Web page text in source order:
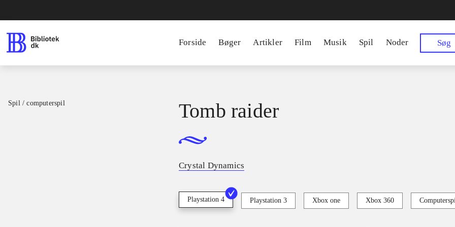
Forside Bøger Artikler Film Musik Spil Noder Søg
Spil / computerspil Tomb raider
Crystal Dynamics
Playstation 4 Playstation 3 Xbox one Xbox 360